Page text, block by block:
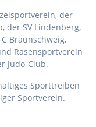
der
der SV Lindenberg,
Braunschweig,
Rasensportverein
Judo-Club.
Sporttreiben
Sportverein.